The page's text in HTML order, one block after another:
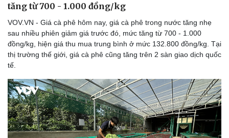
tăng từ 700 - 1.000 đồng/kg
VOV.VN - Giá cà phê hôm nay, giá cà phê trong nước tăng nhẹ
sau nhiều phiên giảm giá trước đó, mức tăng từ 700 - 1.000
đồng/kg, hiện giá thu mua trung bình ở mức 132.800 đồng/kg. Tại
thị trường thế giới, giá cà phê cũng tăng trên 2 sàn giao dịch quốc
tế.